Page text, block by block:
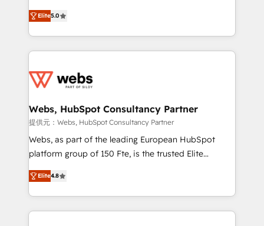
Execution • 750+ onboardings and 2,000+
implementations • Deep expertise across marketing,
BBD Boom is the HubSpot partner that can help you
to HubSpot Better. We work with your teams to
solve all your HubSpot challenges and improve user
adoption, sales process and marketing results.
the first time 🔧 Designing and optimising your
and build using HubSpot 🔌 Integrating HubSpot
with other systems 🎓 Training your teams to be
HubSpot pros 📊 Lead generation services using
HubSpot Why us? - SIX HubSpot Accreditations -
CRM, Solutions Architecture, Onboarding , Data
Migration, Custom Integration & Platform
Elite5.0
Webs, HubSpot Consultancy Partner
提供元：Webs, HubSpot Consultancy Partner
Webs, as part of the leading European HubSpot
platform group of 150 Fte, is the trusted Elite
HubSpot CRM Partner offering you a roadmap on
maximizing EBITDA and achieving Commercial
Excellence. With our targeted processes, we
strengthen your digital transformation and minimize
Elite4.8